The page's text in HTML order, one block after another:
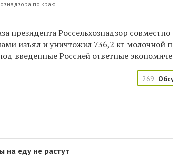
по краю
президента Россельхознадзор совместно
изъял и уничтожил 736,2 кг молочной
введенные Россией ответные
269
на еду не растут